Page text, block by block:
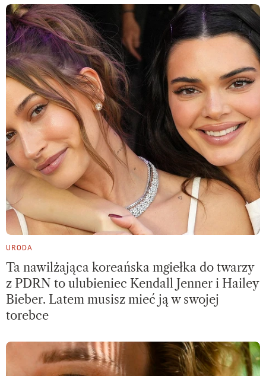
URODA
Ta nawilżająca koreańska mgiełka do twarzy
z PDRN to ulubieniec Kendall Jenner i Hailey
Bieber. Latem musisz mieć ją w swojej
torebce